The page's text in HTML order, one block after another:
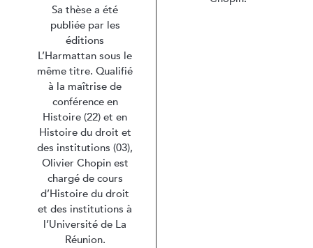
Sa thèse a été
publiée par les
éditions
L’Harmattan sous le
même titre. Qualifié
à la maîtrise de
conférence en
Histoire (22) et en
Histoire du droit et
des institutions (03),
Olivier Chopin est
chargé de cours
d’Histoire du droit
et des institutions à
l’Université de La
Réunion.